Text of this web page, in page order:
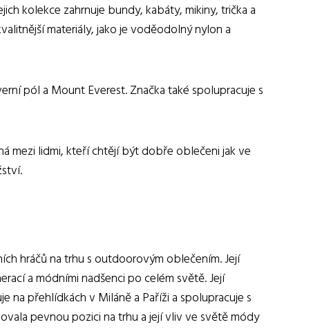
kolekce zahrnuje bundy, kabáty, mikiny, trička a
materiály, jako je voděodolný nylon a
pól a Mount Everest. Značka také spolupracuje s
mezi lidmi, kteří chtějí být dobře oblečeni jak ve
hráčů na trhu s outdoorovým oblečením. Její
a módními nadšenci po celém světě. Její
přehlídkách v Miláně a Paříži a spolupracuje s
pevnou pozici na trhu a její vliv ve světě módy